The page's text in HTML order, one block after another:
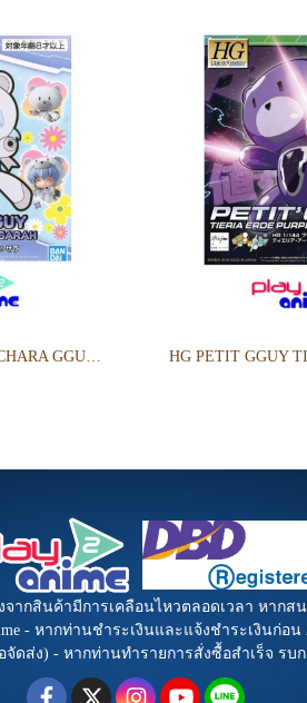
HGPG PETIT GGUY CHARA GGUY SARAH
ากสินค้ามีการเคลือนไหวตลอดเวลา หากส
- หากท่านชำระเงินและแจ้งชำระเงิ
ง) - หากท่านทำรายการสั่งซื้อสำเร็จ รบ